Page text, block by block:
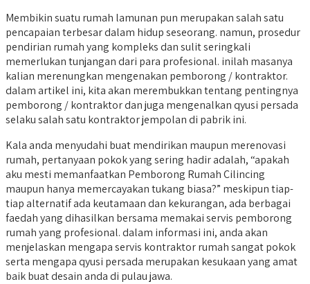
Membikin suatu rumah lamunan pun merupakan salah satu
pencapaian terbesar dalam hidup seseorang. namun, prosedur
pendirian rumah yang kompleks dan sulit seringkali
memerlukan tunjangan dari para profesional. inilah masanya
kalian merenungkan mengenakan pemborong / kontraktor.
dalam artikel ini, kita akan merembukkan tentang pentingnya
pemborong / kontraktor dan juga mengenalkan qyusi persada
selaku salah satu kontraktor jempolan di pabrik ini.
Kala anda menyudahi buat mendirikan maupun merenovasi
rumah, pertanyaan pokok yang sering hadir adalah, “apakah
aku mesti memanfaatkan Pemborong Rumah Cilincing
maupun hanya memercayakan tukang biasa?” meskipun tiap-
tiap alternatif ada keutamaan dan kekurangan, ada berbagai
faedah yang dihasilkan bersama memakai servis pemborong
rumah yang profesional. dalam informasi ini, anda akan
menjelaskan mengapa servis kontraktor rumah sangat pokok
serta mengapa qyusi persada merupakan kesukaan yang amat
baik buat desain anda di pulau jawa.